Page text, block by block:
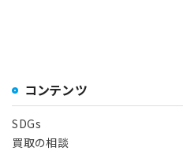
コンテンツ
SDGs
買取の相談